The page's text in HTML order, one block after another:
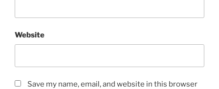
Website
Save my name, email, and website in this browser